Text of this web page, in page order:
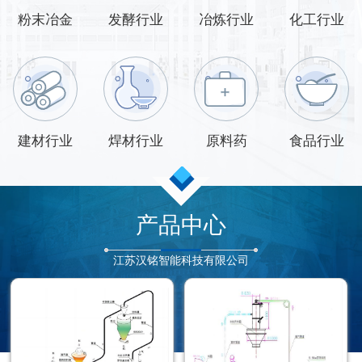
粉末冶金 发酵行业 冶炼行业 化工行业
建材行业 焊材行业 原料药 食品行业
产品中心
江苏汉铭智能科技有限公司